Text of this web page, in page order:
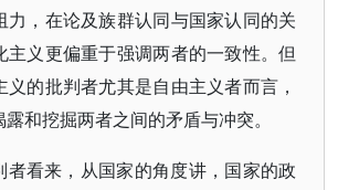
力，在论及族群认同与国家认同的关
主义更偏重于强调两者的一致性。但
的批判者尤其是自由主义者而言，
和挖掘两者之间的矛盾与冲突。
者看来，从国家的角度讲，国家的政